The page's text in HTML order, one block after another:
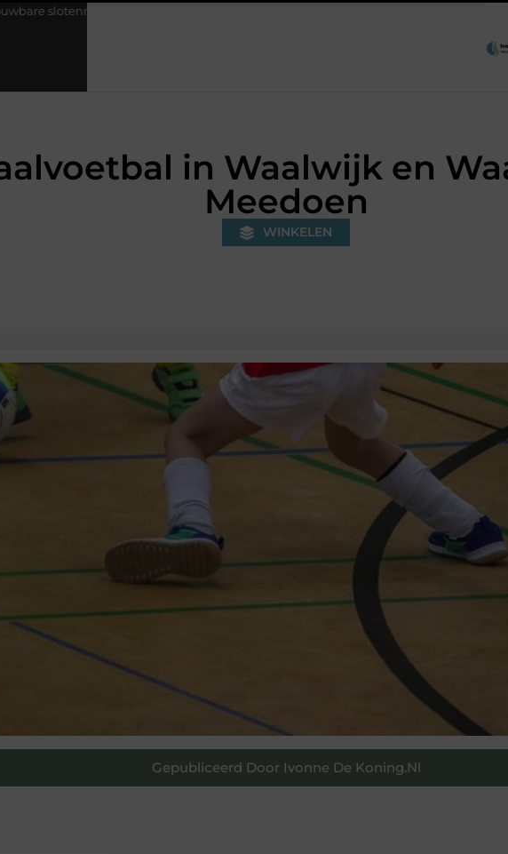
in Baarn en voorkom je onnodige kosten?
in Waalwijk en
Meedoen
WINKELEN
Gepubliceerd Door Ivonne De Koning.nl